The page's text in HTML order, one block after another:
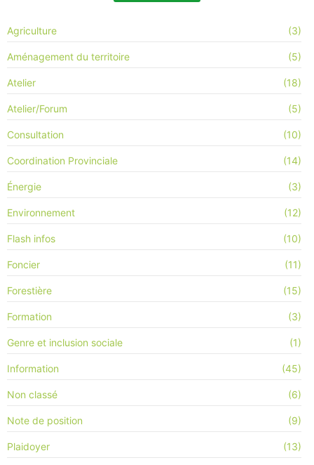
Agriculture (3)
Aménagement du territoire (5)
Atelier (18)
Atelier/Forum (5)
Consultation (10)
Coordination Provinciale (14)
Énergie (3)
Environnement (12)
Flash infos (10)
Foncier (11)
Forestière (15)
Formation (3)
Genre et inclusion sociale (1)
Information (45)
Non classé (6)
Note de position (9)
Plaidoyer (13)